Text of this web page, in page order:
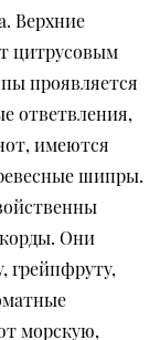
Верхние
цитрусовым
проявляется
ответвления,
имеются
шипры.
Они
грейпфруту,
морскую,